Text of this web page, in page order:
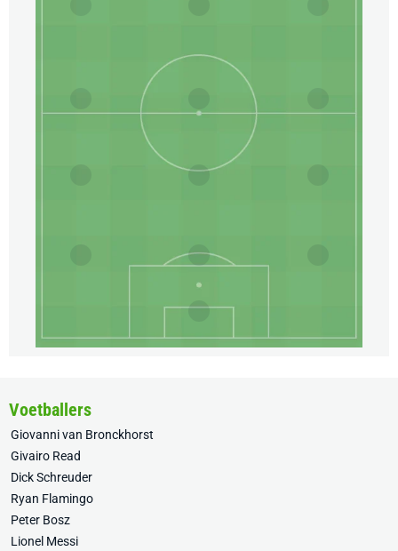
Voetballers
Giovanni van Bronckhorst
Givairo Read
Dick Schreuder
Ryan Flamingo
Peter Bosz
Lionel Messi